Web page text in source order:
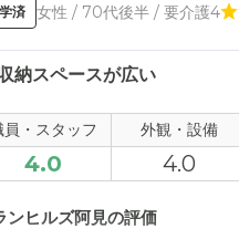
済 女性 / 70代後半 / 要介護4
納スペースが広い
員・スタッフ 外観・設備
4.0 4.0
ンヒルズ阿見の評価